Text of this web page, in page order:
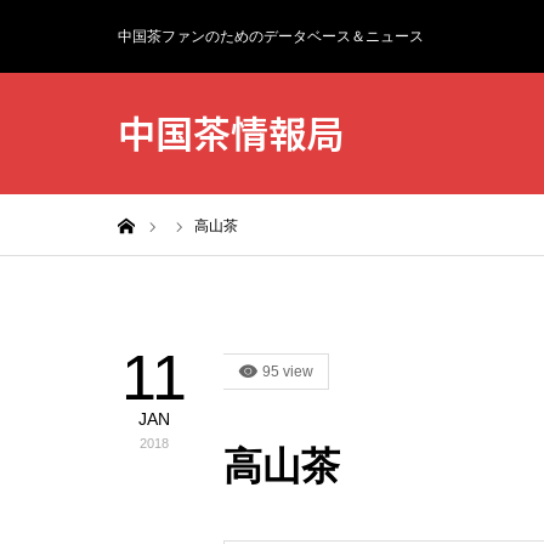
中国茶ファンのためのデータベース＆ニュース
中国茶情報局
高山茶
11
JAN
2018
95 view
高山茶